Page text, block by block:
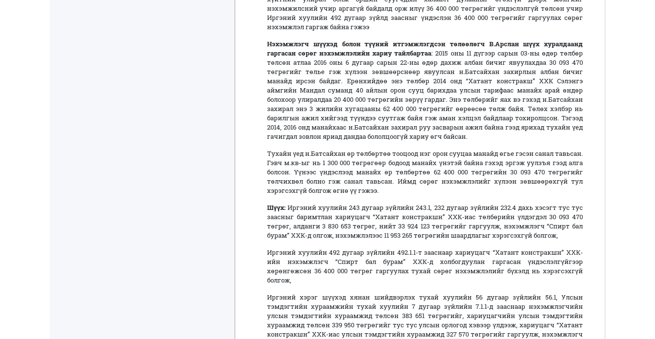
нэхэмжилсний учир аргагүй байдалд орж илүү 36 400 000 төгрөгийг үндэслэлгүй төлсөн учир
Иргэний хуулийн 492 дугаар зүйлд заасныг үндэслэн 36 400 000 төгрөгийг гаргуулах сөрөг
нэхэмжлэл гаргаж байна гэжээ
Нэхэмжлэгч шүүхэд болон түүний итгэмжлэгдсэн төлөөлөгч В.Арслан шүүх хуралдаанд
гаргасансөрөг нэхэмжлэлийн хариутайлбартаа: 2015 оны 11 дүгээр сарын 03-ны өдөр төлбөр
төлсөн атлаа 2016 оны 6 дугаар сарын 22-ны өдөр дахиж албан бичиг явуулахдаа 30 093 470
төгрөгийг төлье гэж хүлээн зөвшөөрснөөр явуулсан н.Батсайхан захирлын албан бичиг
манайд ирсэн байдаг. Ерөнхийдөө энэ төлбөр 2014 онд “Хатант констракш” ХХК Сэлэнгэ
аймгийн Мандал суманд 40 айлын орон сууц барихдаа улсын тарифаас манайх арай өндөр
болохоор улиралдаа 20 400 000 төгрөгийн зөрүү гардаг. Энэ төлбөрийг яах вэ гэхэд н.Батсайхан
захирал энэ 3 жилийн хугацааны 62 400 000 төгрөгийг өөрөөсөө төлж байя. Төлөх хэлбэр нь
барилгын ажил хийгээд түүндээ суутгаж байя гэж аман хэлцэл байдлаар тохиролцсон. Тэгээд
2014, 2016 онд манайхаас н.Батсайхан захирал руу засварын ажил байна гээд ярихад тухайн үед
гачигдал зовлон яриад дандаа бололцоогүй хариу өгч байсан.
Тухайн үед н.Батсайхан өр төлбөртөө тооцоод нэг орон сууцаа манайд өгье гэсэн санал тавьсан.
Гэвч м.кв-ыг нь 1 300 000 төгрөгөөр бодоод манайх үнэтэй байна гэхэд эргэж уулзъя гээд алга
болсон. Үүнээс үндэслээд манайх өр төлбөртөө 62 400 000 төгрөгийн 30 093 470 төгрөгийг
төлчихвөл болно гэж санал тавьсан. Иймд сөрөг нэхэмжлэлийг хүлээн зөвшөөрөхгүй тул
хэрэгсэхгүй болгож өгнө үү гэжээ.
Шүүх: Иргэний хуулийн 243 дугаар зүйлийн 243.1, 232 дугаар зүйлийн 232.4 дахь хэсэгт тус тус
заасныг баримтлан хариуцагч “Хатант констракшн” ХХК-иас төлбөрийн үлдэгдэл 30 093 470
төгрөг, алданги 3 830 653 төгрөг, нийт 33 924 123 төгрөгийг гаргуулж, нэхэмжлэгч “Спирт бал
бурам” ХХК-д олгож, нэхэмжлэлээс 11 953 265 төгрөгийн шаардлагыг хэрэгсэхгүй болгож,
Иргэний хуулийн 492 дугаар зүйлийн 492.1.1-т зааснаар хариуцагч “Хатант констракшн” ХХК-
ийн нэхэмжлэгч “Спирт бал бурам” ХХК-д холбогдуулан гаргасан үндэслэлгүйгээр
хөрөнгөжсөн 36 400 000 төгрөг гаргуулах тухай сөрөг нэхэмжлэлийг бүхэлд нь хэрэгсэхгүй
болгож,
Иргэний хэрэг шүүхэд хянан шийдвэрлэх тухай хуулийн 56 дугаар зүйлийн 56.1, Улсын
тэмдэгтийн хураамжийн тухай хуулийн 7 дугаар зүйлийн 7.1.1-д зааснаар нэхэмжлэгчийн
улсын тэмдэгтийн хураамжид төлсөн 383 651 төгрөгийг, хариуцагчийн улсын тэмдэгтийн
хураамжид төлсөн 339 950 төгрөгийг тус тус улсын орлогод хэвээр үлдээж, хариуцагч “Хатант
констракшн” ХХК-иас улсын тэмдэгтийн хураамжид 327 570 төгрөгийг гаргуулж, нэхэмжлэгч